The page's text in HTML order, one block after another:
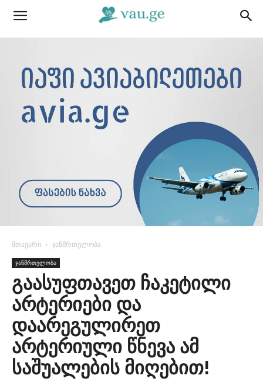
მთავარი ჯანმრთელობა
ჯანმრთელობა
გაასუფთავეთ ჩაკეტილი
არტერიები და
დაარეგულირეთ
არტერიული წნევა ამ
საშუალების მიღებით!